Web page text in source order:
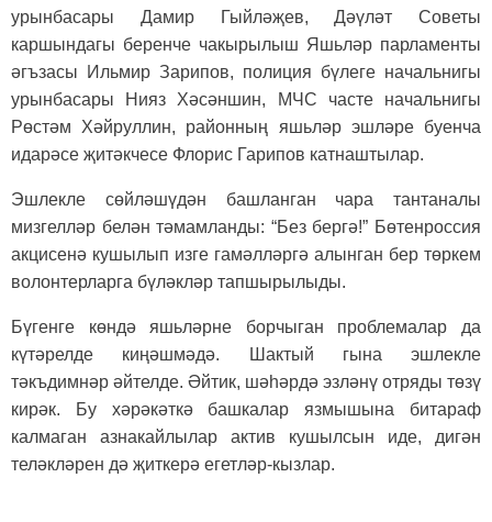
урынбасары Дамир Гыйләҗев, Дәүләт Советы
каршындагы беренче чакырылыш Яшьләр парламенты
әгъзасы Ильмир Зарипов, полиция бүлеге начальнигы
урынбасары Нияз Хәсәншин, МЧС часте начальнигы
Рөстәм Хәйруллин, районның яшьләр эшләре буенча
идарәсе җитәкчесе Флорис Гарипов катнаштылар.
Эшлекле сөйләшүдән башланган чара тантаналы
мизгелләр белән тәмамланды: “Без бергә!” Бөтенроссия
акцисенә кушылып изге гамәлләргә алынган бер төркем
волонтерларга бүләкләр тапшырылыды.
Бүгенге көндә яшьләрне борчыган проблемалар да
күтәрелде киңәшмәдә. Шактый гына эшлекле
тәкъдимнәр әйтелде. Әйтик, шәһәрдә эзләнү отряды төзү
кирәк. Бу хәрәкәткә башкалар язмышына битараф
калмаган азнакайлылар актив кушылсын иде, дигән
теләкләрен дә җиткерә егетләр-кызлар.